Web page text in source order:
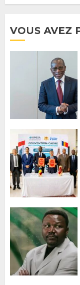
VOUS AVEZ